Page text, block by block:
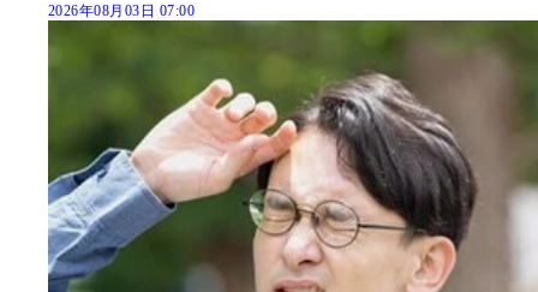
2026年08月03日 07:00